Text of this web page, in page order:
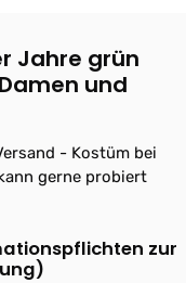
Jahre grün
und
- Kostüm bei
gerne probiert
zur